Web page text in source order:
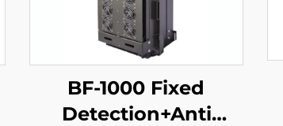
BF-1000 Fixed
Detection+Anti